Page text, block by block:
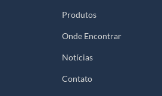
Produtos
Onde Encontrar
Notícias
Contato